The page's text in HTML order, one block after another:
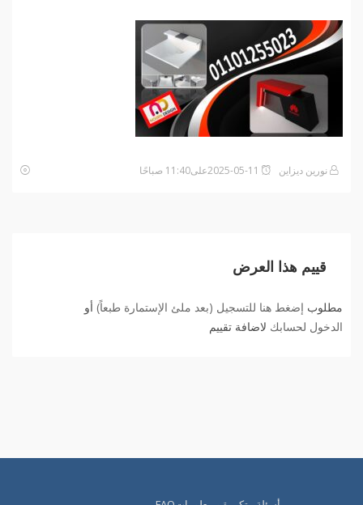
نورين ديزاين
قييم هذا العرض
مطلوب إضغط هنا للتسجيل (بعد ملئ الإستمارة طبعاً) أو
الدخول لحسابك لاضافة تقييم